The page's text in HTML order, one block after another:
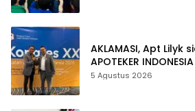
AKLAMASI, ​Apt Lilyk
APOTEKER INDONESIA
5 Agustus 2026